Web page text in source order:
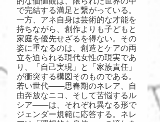
で完結する満足と繋がっている。
一方、アネ自身は芸術的な才能を
持ちながら、創作よりも子どもと
家庭を優先せざるを得ない。その
姿に重なるのは、創造とケアの両
立を迫られる現代女性の現実であ
り、「自己実現」と「家族責任」
が衝突する構図そのものである。
若い世代――思春期のネレア、自
由奔放なニコ、そして苦悩するル
シア――は、それぞれ異なる形で
ジェンダー規範に応答する。ネレ